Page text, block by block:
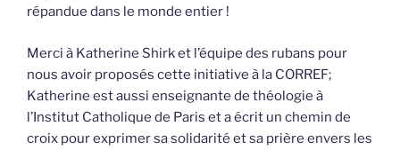
répandue dans le monde entier !
Merci à Katherine Shirk et l’équipe des rubans pour
nous avoir proposés cette initiative à la CORREF;
Katherine est aussi enseignante de théologie à
l’Institut Catholique de Paris et a écrit un chemin de
croix pour exprimer sa solidarité et sa prière envers les